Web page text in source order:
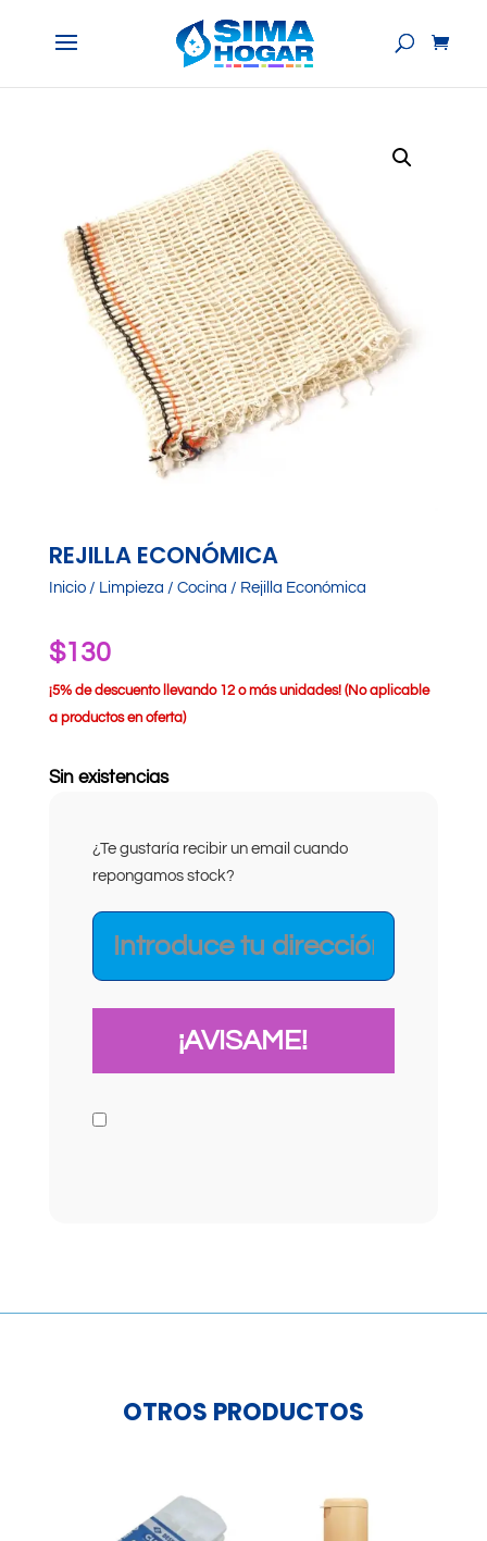
REJILLA ECONÓMICA
Inicio/ Limpieza / Cocina / Rejilla Económica
$130
¡5% de descuento llevando 12 o más unidades! (No aplicable
a productos en oferta)
Sin existencias
¿Te gustaría recibir un email cuando
repongamos stock?
OTROS PRODUCTOS